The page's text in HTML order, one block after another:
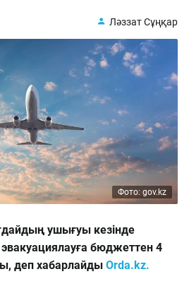
Ләззат Сұңқар
Фото: gov.kz
ушығуы кезінде
бюджеттен 4
деп хабарлайды Orda.kz.